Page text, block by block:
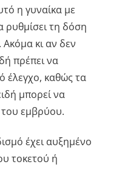
η γυναίκα με
ρυθμίσει τη δόση
κι αν δεν
πρέπει να
έλεγχο, καθώς τα
μπορεί να
εμβρύου.
έχει αυξημένο
τοκετού ή